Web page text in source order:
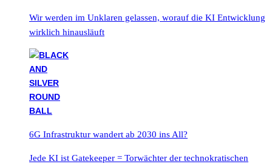
Wir werden im Unklaren gelassen, worauf die KI Entwicklung
wirklich hinausläuft
6G Infrastruktur wandert ab 2030 ins All?
Jede KI ist Gatekeeper = Torwächter der technokratischen